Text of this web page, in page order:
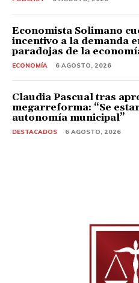
Economista Solimano
incentivo a la demanda
paradojas de la
ECONOMÍA 6 AGOSTO, 2026
Claudia Pascual tras
megarreforma: “Se
autonomía municipal”
DESTACADOS 6 AGOSTO, 2026